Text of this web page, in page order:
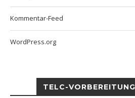
Kommentar-Feed
WordPress.org
TELC-